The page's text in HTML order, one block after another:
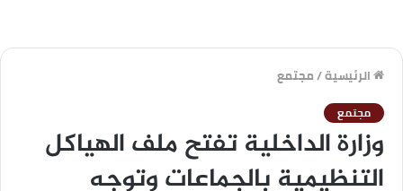
الرئيسية/مجتمع
مجتمع
وزارة الداخلية تفتح ملف الهياكل
التنظيمية بالجماعات وتوجه